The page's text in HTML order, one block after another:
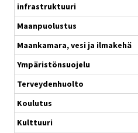
infrastruktuuri
Maanpuolustus
Maankamara, vesi ja ilmakehä
Ympäristönsuojelu
Terveydenhuolto
Koulutus
Kulttuuri